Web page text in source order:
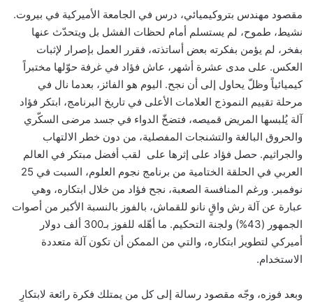
مقصود مهندس بتروكيميائي، درس في الجامعة الأميركية في بيروت.
نشيط، طموح، لم يستسلم أمام لحظات الفشل بل ويتحدّث عنها
بفخر، لم يؤمن بفكرته بعض أساتذته، فقرر العمل بإصرار لإثبات
العكس. على مدى عشرة أشهر، عاش فؤاد في غرفة حوّلها مختبراً
كيميائياً وظلّ يحاول إلى أن نجح. اليوم هو الفائز، بعدما نال في
مرحلة تقييم النموذج العلامات الأعلى في تاريخ البرنامج، ابتكر فؤاد
آلة يُلبسها المريض قميصه، فتضخّ الدواء في جسد مرضى السكّري
والحروق البالغة والتشنجات المفصلية، من دون خطر الالتهاب
والجراثيم. حصل فؤاد على إثرها على لقب أفضل مبتكر في العالم
العربي في الحلقة الختامية من برنامج نجوم العلوم، السبت في 25
نوفمبر. ورغم المنافسة الصعبة، نجح فؤاد من خلال ابتكاره، وهي
عبارة عن آلة رش واقٍ نانو للقماش، بالفوز بالنسبة الأكبر من أصوات
الجمهور (43%) ولجنة التحكيم. ما أهّله للفوز بـ300 ألف دولار
أميركي لتطوير ابتكاره، والتي من الممكن أن تكون آلة متعددة
الاستخدام.
وبعد فوزه، وجّه مقصود رسالة إلى كل من يمتلك فكرة رائعة لابتكارٍ